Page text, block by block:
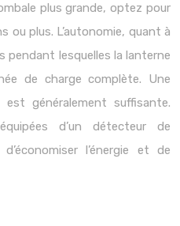
plus grande, optez pour
ou plus. L’autonomie, quant à
pendant lesquelles la lanterne
de charge complète. Une
généralement suffisante.
d’un détecteur de
l’énergie et de